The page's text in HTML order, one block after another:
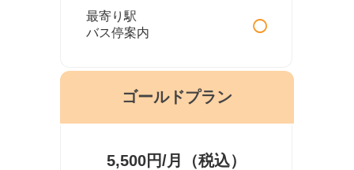
最寄り駅
バス停案内
○
ゴールドプラン
5,500円/月（税込）